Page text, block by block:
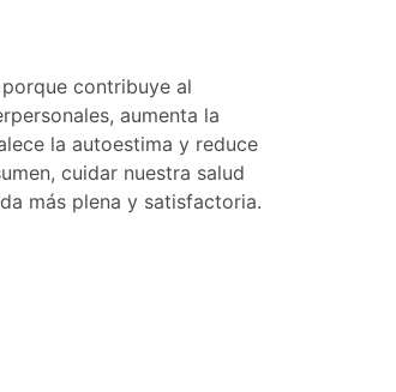
contribuye al
aumenta la
la autoestima y reduce
cuidar nuestra salud
más plena y satisfactoria.